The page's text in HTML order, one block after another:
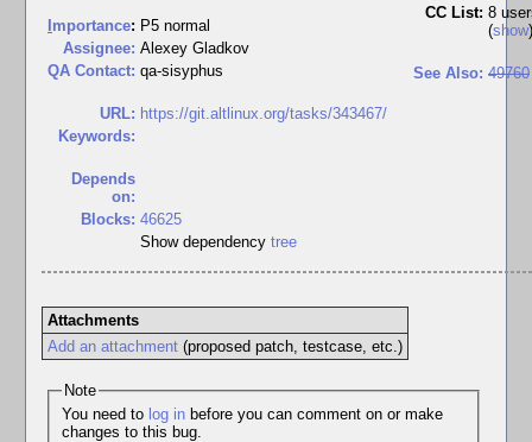
mportance: P5 normal
Assignee: Alexey Gladkov
QA Contact: qa-sisyphus
URL: https://git.altlinux.org/tasks/343467/
Keywords:
Depends
on:
Blocks: 46625
Show dependency tree
CC List: 8
(show)
See Also: 49760
Attachments
Add an attachment(proposed patch, testcase, etc.)
Note
You need to log inbefore you can comment on or make
changes to this bug.